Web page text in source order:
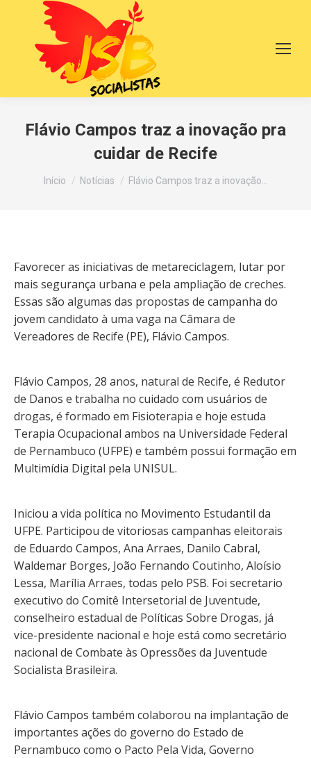
Flávio Campos traz a inovação pra
cuidar de Recife
Você está aqui:
Início Notícias Flávio Campos traz a inovação…
Favorecer as iniciativas de metareciclagem, lutar por
mais segurança urbana e pela ampliação de creches.
Essas são algumas das propostas de campanha do
jovem candidato à uma vaga na Câmara de
Vereadores de Recife (PE), Flávio Campos.
Flávio Campos, 28 anos, natural de Recife, é Redutor
de Danos e trabalha no cuidado com usuários de
drogas, é formado em Fisioterapia e hoje estuda
Terapia Ocupacional ambos na Universidade Federal
de Pernambuco (UFPE) e também possui formação em
Multimídia Digital pela UNISUL.
Iniciou a vida política no Movimento Estudantil da
UFPE. Participou de vitoriosas campanhas eleitorais
de Eduardo Campos, Ana Arraes, Danilo Cabral,
Waldemar Borges, João Fernando Coutinho, Aloísio
Lessa, Marília Arraes, todas pelo PSB. Foi secretario
executivo do Comitê Intersetorial de Juventude,
conselheiro estadual de Políticas Sobre Drogas, já
vice-presidente nacional e hoje está como secretário
nacional de Combate às Opressões da Juventude
Socialista Brasileira.
Flávio Campos também colaborou na implantação de
importantes ações do governo do Estado de
Pernambuco como o Pacto Pela Vida, Governo